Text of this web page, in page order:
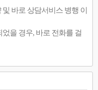
바로 상담서비스 병행 이
을 경우, 바로 전화를 걸